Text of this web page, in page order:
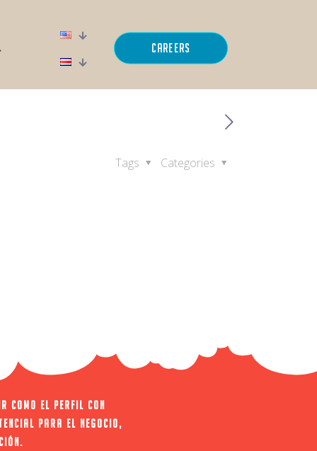
Careers
Categories
Tags
como el perfil con
para el negocio,